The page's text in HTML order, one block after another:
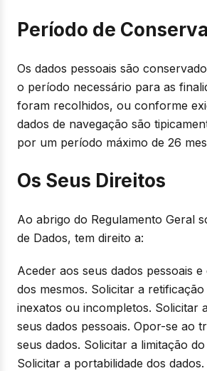
Período de
Os dados pessoais são
o período necessário para as
foram recolhidos, ou conforme
dados de navegação são
por um período máximo de 26
Os Seus Direitos
Ao abrigo do Regulamento Geral
de Dados, tem direito a:
Aceder aos seus dados pessoais
dos mesmos. Solicitar a retificação
inexatos ou incompletos. Solicitar
seus dados pessoais. Opor-se ao
seus dados. Solicitar a limitação
Solicitar a portabilidade dos